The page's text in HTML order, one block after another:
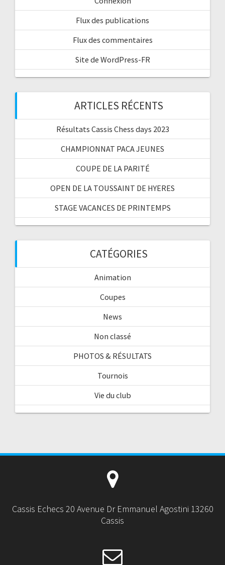
Flux des publications
Flux des commentaires
Site de WordPress-FR
ARTICLES RÉCENTS
Résultats Cassis Chess days 2023
CHAMPIONNAT PACA JEUNES
COUPE DE LA PARITÉ
OPEN DE LA TOUSSAINT DE HYERES
STAGE VACANCES DE PRINTEMPS
CATÉGORIES
Animation
Coupes
News
Non classé
PHOTOS & RÉSULTATS
Tournois
Vie du club
Cassis Echecs 20 Avenue Dr Emmanuel Agostini 13260
Cassis